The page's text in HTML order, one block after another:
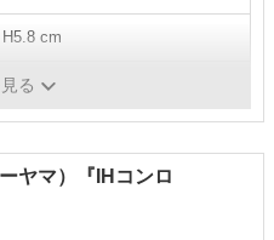
cm
る
ヤマ）『IHコンロ